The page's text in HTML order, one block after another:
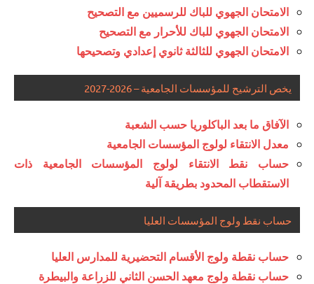
الامتحان الجهوي للباك للرسميين مع التصحيح
الامتحان الجهوي للباك للأحرار مع التصحيح
الامتحان الجهوي للثالثة ثانوي إعدادي وتصحيحها
يخص الترشيح للمؤسسات الجامعية – 2026-2027
الآفاق ما بعد الباكلوريا حسب الشعبة
معدل الانتقاء لولوج المؤسسات الجامعية
حساب نقط الانتقاء لولوج المؤسسات الجامعية ذات
الاستقطاب المحدود بطريقة آلية
حساب نقط ولوج المؤسسات العليا
حساب نقطة ولوج الأقسام التحضيرية للمدارس العليا
حساب نقطة ولوج معهد الحسن الثاني للزراعة والبيطرة